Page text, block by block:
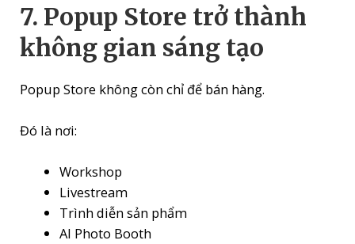
7. Popup Store trở thành
không gian sáng tạo
Popup Store không còn chỉ để bán hàng.
Đó là nơi:
Workshop
Livestream
Trình diễn sản phẩm
AI Photo Booth